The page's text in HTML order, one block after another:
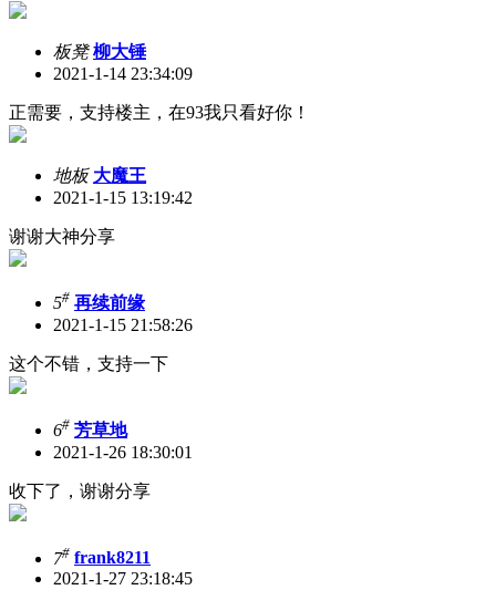
板凳 柳大锤
2021-1-14 23:34:09
正需要，支持楼主，在93我只看好你！
地板 大魔王
2021-1-15 13:19:42
谢谢大神分享
5# 再续前缘
2021-1-15 21:58:26
这个不错，支持一下
6# 芳草地
2021-1-26 18:30:01
收下了，谢谢分享
7# frank8211
2021-1-27 23:18:45